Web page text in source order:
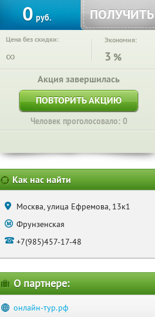
0 руб. ПОЛУЧИТЬ
Цена без скидки:
∞
Экономия:
3 %
Акция завершилась
ПОВТОРИТЬ АКЦИЮ
Человек проголосовало: 0
Как нас найти
Москва, улица Ефремова, 13к1
Фрунзенская
+7(985)457-17-48
О партнере:
онлайн-тур.рф